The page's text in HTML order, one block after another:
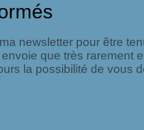
newsletter pour être
envoie que très rarement
la possibilité de vous